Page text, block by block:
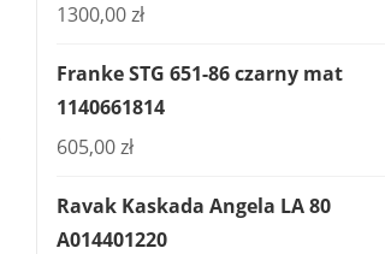
1300,00zł
Franke STG 651-86 czarny mat
1140661814
605,00zł
Ravak Kaskada Angela LA 80
A014401220